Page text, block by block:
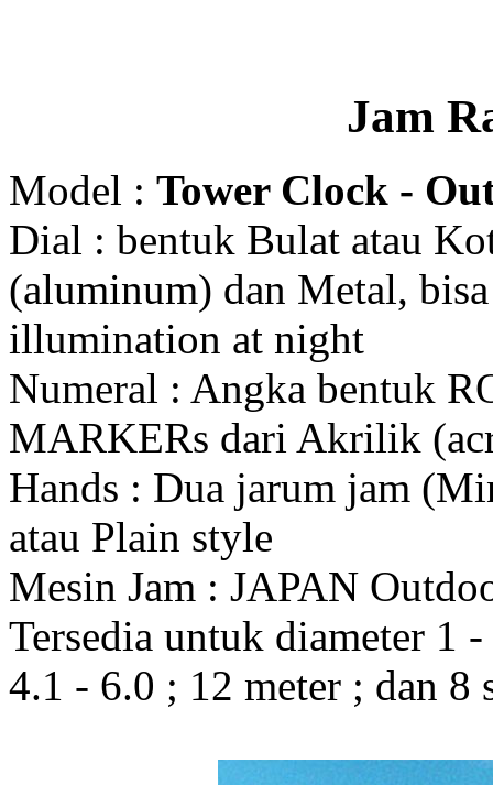
Jam
Model : Tower Clock -
Dial : bentuk Bulat atau
(aluminum) dan Metal,
illumination at night
Numeral : Angka bentuk
MARKERs dari Akrilik
Hands : Dua jarum jam
atau Plain style
Mesin Jam : JAPAN
Tersedia untuk diameter 1
4.1 - 6.0 ; 12 meter ; dan 8